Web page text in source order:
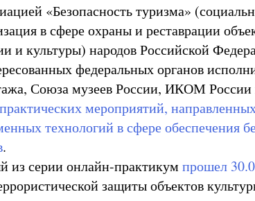
«Безопасность туризма»
в сфере охраны и реставрации
и культуры) народов Российской
федеральных органов
Союза музеев России, ИКОМ России
мероприятий,
технологий в сфере обеспечения
.
из серии онлайн-практикум прошел
защиты объектов